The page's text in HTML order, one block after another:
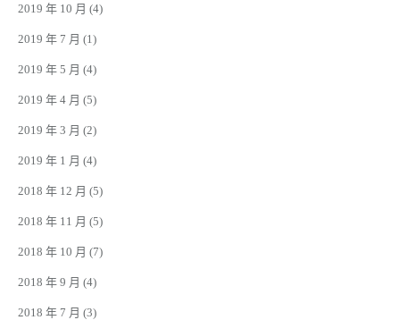
2019 年 10 月 (4)
2019 年 7 月 (1)
2019 年 5 月 (4)
2019 年 4 月 (5)
2019 年 3 月 (2)
2019 年 1 月 (4)
2018 年 12 月 (5)
2018 年 11 月 (5)
2018 年 10 月 (7)
2018 年 9 月 (4)
2018 年 7 月 (3)